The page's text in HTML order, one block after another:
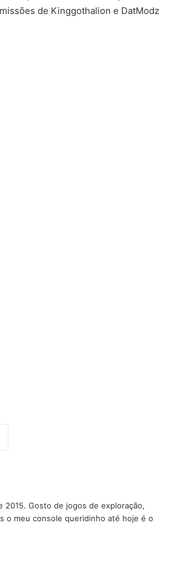
de Kinggothalion e DatModz
2015. Gosto de jogos de exploração,
o meu console queridinho até hoje é o